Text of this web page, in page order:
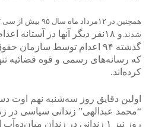
همچنین در ١٢مرداد
شدند.
و ١٨نفر دیگر آنها در
گذشته ۹۴ اعدام توسط
کرده‌اند.
“محمد عبدالهی” زندانی سیاسی در
روز نیز ۱ زندانی در زندان